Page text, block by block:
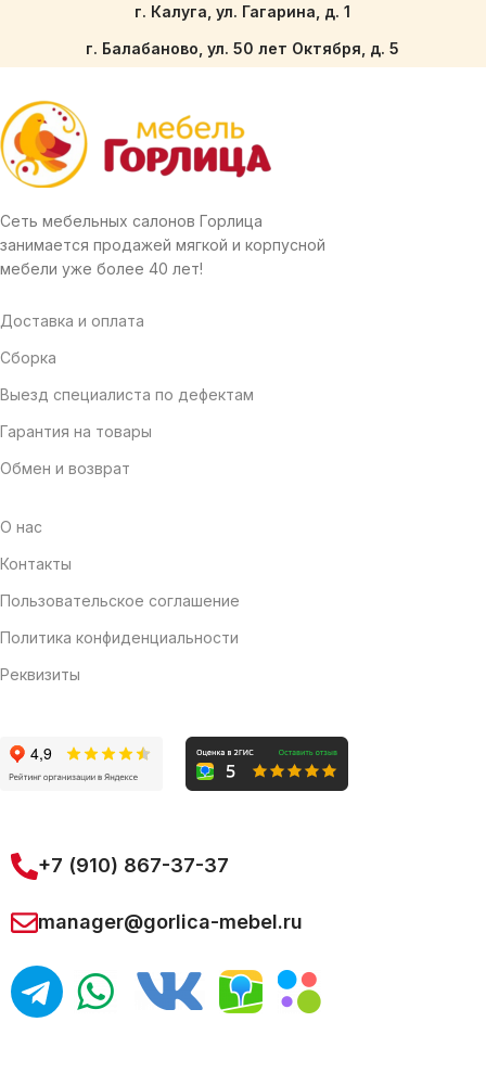
г. Калуга, ул. Гагарина, д. 1
г. Балабаново, ул. 50 лет Октября, д. 5
Сеть мебельных салонов Горлица
занимается продажей мягкой и корпусной
мебели уже более 40 лет!
Доставка и оплата
Сборка
Выезд специалиста по дефектам
Гарантия на товары
Обмен и возврат
О нас
Контакты
Пользовательское соглашение
Политика конфиденциальности
Реквизиты
+7 (910) 867-37-37
manager@gorlica-mebel.ru